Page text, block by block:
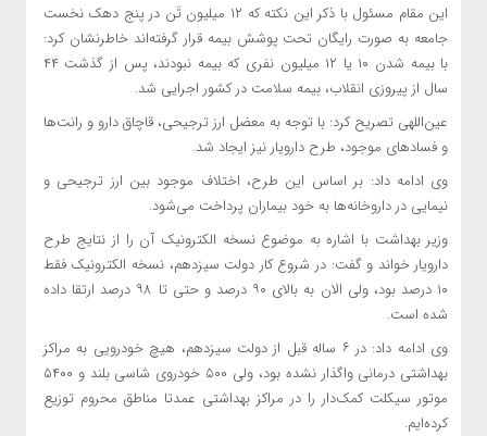
این مقام مسئول با ذکر این نکته که ۱۲ میلیون تَن در پنج دهک نخست
جامعه به صورت رایگان تحت پوشش بیمه قرار گرفته‌اند خاطرنشان کرد:
با بیمه شدن ۱۰ یا ۱۲ میلیون نفری که بیمه نبودند، پس از گذشت ۴۴
سال از پیروزی انقلاب، بیمه سلامت در کشور اجرایی شد.
عین‌اللهی تصریح کرد: با توجه به معضل ارز ترجیحی، قاچاق دارو و رانت‌ها
و فسادهای موجود، طرح دارویار نیز ایجاد شد.
وی ادامه داد: بر اساس این طرح، اختلاف موجود بین ارز ترجیحی و
نیمایی در داروخانه‌ها به خود بیماران پرداخت می‌شود.
وزیر بهداشت با اشاره به موضوع نسخه الکترونیک آن را از نتایج طرح
دارویار خواند و گفت: در شروع کار دولت سیزدهم، نسخه الکترونیک فقط
۱۰ درصد بود، ولی الان به بالای ۹۰ درصد و حتی تا ۹۸ درصد ارتقا داده
شده است.
وی ادامه داد: در ۶ ساله قبل از دولت سیزدهم، هیچ خودرویی به مراکز
بهداشتی درمانی واگذار نشده بود، ولی ۵۰۰ خودروی شاسی بلند و ۵۴۰۰
موتور سیکلت کمک‌دار را در مراکز بهداشتی عمدتا مناطق محروم توزیع
کرده‌ایم‌.